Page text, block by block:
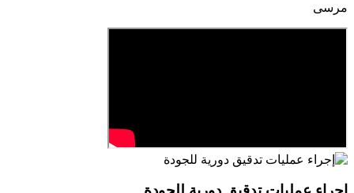
مرسى